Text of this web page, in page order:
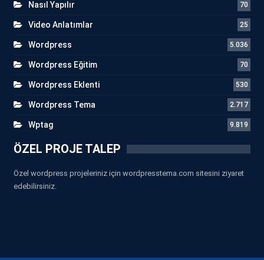
Nasıl Yapılır 70
Video Anlatımlar 25
Wordpress 5.036
Wordpress Eğitim 70
Wordpress Eklenti 530
Wordpress Tema 2.717
Wptag 9.819
ÖZEL PROJE TALEP
Özel wordpress projeleriniz için wordpresstema.com sitesini ziyaret
edebilirsiniz.